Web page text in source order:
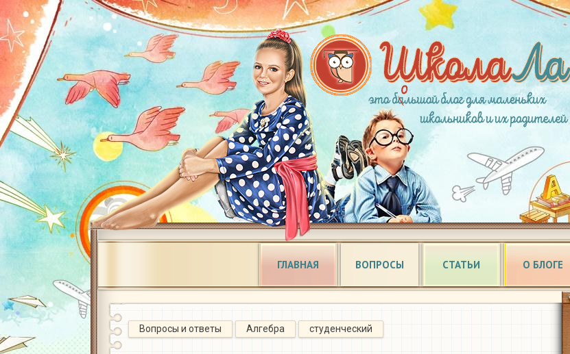
ГЛАВНАЯ ВОПРОСЫ СТАТЬИ О БЛОГЕ
Вопросы и ответы Алгебра студенческий